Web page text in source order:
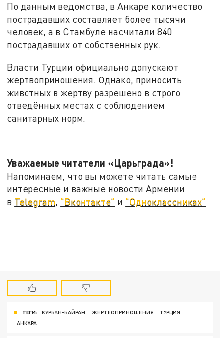
По данным ведомства, в Анкаре количество
пострадавших составляет более тысячи
человек, а в Стамбуле насчитали 840
пострадавших от собственных рук.
Власти Турции официально допускают
жертвоприношения. Однако, приносить
животных в жертву разрешено в строго
отведённых местах с соблюдением
санитарных норм.
Уважаемые читатели «Царьграда»!
Напоминаем, что вы можете читать самые
интересные и важные новости Армении
в Telegram, "Вконтакте" и "Одноклассниках"
ТЕГИ: КУРБАН-БАЙРАМ ЖЕРТВОПРИНОШЕНИЯ
ТУРЦИЯ
АНКАРА